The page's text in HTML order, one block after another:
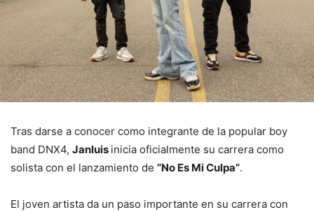
Tras darse a conocer como integrante de la popular boy
band DNX4, Janluis inicia oficialmente su carrera como
solista con el lanzamiento de “No Es Mi Culpa”.
El joven artista da un paso importante en su carrera con